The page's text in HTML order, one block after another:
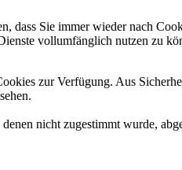
dass Sie immer wieder nach
vollumfänglich nutzen zu
zur Verfügung. Aus
nicht zugestimmt wurde,